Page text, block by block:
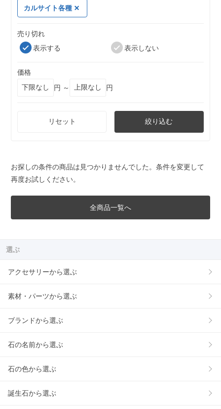
カルサイト各種
売り切れ
表示する
表示しない
価格
円 ～
円
リセット 絞り込む
お探しの条件の商品は見つかりませんでした。条件を変更して
再度お試しください。
全商品一覧へ
選ぶ
アクセサリーから選ぶ
素材・パーツから選ぶ
ブランドから選ぶ
石の名前から選ぶ
石の色から選ぶ
誕生石から選ぶ